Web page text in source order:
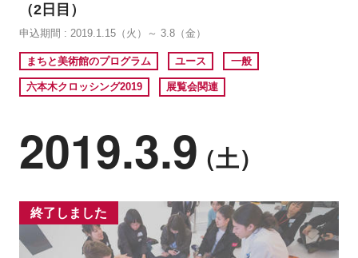
（2日目）
申込期間 : 2019.1.15（火）～ 3.8（金）
まちと美術館のプログラム ユース 一般
六本木クロッシング2019 展覧会関連
2019.3.9（土）
終了しました